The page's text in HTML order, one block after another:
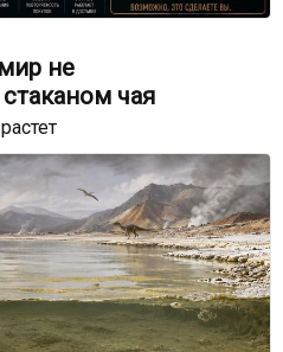
не
чая